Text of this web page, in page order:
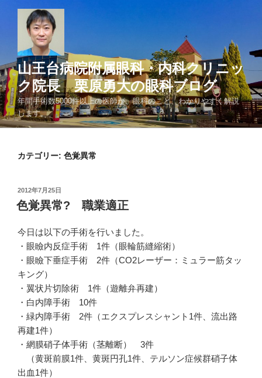
ツ
へ
ス
キ
ッ
山王台病院附属眼科・内科クリニッ
ク院長 栗原勇大の眼科ブログ
年間手術数5000件以上の医師が、眼科のこと、わかりやすく解説
します。
カテゴリー: 色覚異常
投
稿
日:
2012年7月25日
色覚異常? 職業適正
今日は以下の手術を行いました。
・眼瞼内反症手術 1件（眼輪筋縫縮術）
・眼瞼下垂症手術 2件（CO2レーザー：ミュラー筋タッ
キング）
・翼状片切除術 1件（遊離弁再建）
・白内障手術 10件
・緑内障手術 2件（エクスプレスシャント1件、流出路
再建1件）
・網膜硝子体手術（茎離断） 3件
（黄斑前膜1件、黄斑円孔1件、テルソン症候群硝子体
出血1件）